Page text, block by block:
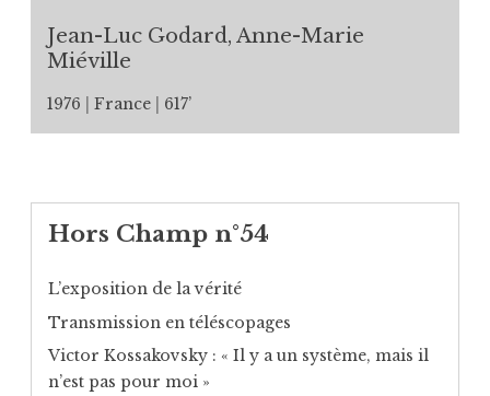
Jean-Luc Godard, Anne-Marie
Miéville
1976 France 617’
Hors Champ n°54
L’exposition de la vérité
Transmission en téléscopages
Victor Kossakovsky : « Il y a un système, mais il
n’est pas pour moi »